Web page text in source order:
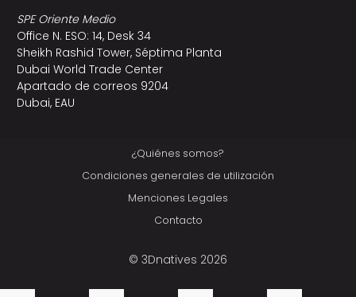
SPE Oriente Medio
Office N. ESO: 14, Desk 34
Sheikh Rashid Tower, Séptima Planta
Dubai World Trade Center
Apartado de correos 9204
Dubai, EAU
¿Quiénes somos?
Condiciones generales de utilización
Menciones Legales
Contacto
© 3Dnatives 2026